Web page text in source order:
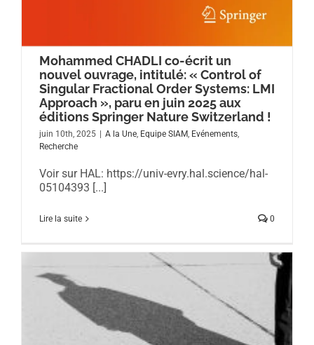
Mohammed CHADLI co-écrit un
nouvel ouvrage, intitulé: « Control of
Singular Fractional Order Systems: LMI
Approach », paru en juin 2025 aux
éditions Springer Nature Switzerland !
juin 10th, 2025 | A la Une Equipe SIAM Evénements
Recherche
Voir sur HAL: https://univ-evry.hal.science/hal-
05104393 [...]
Lire la suite 0